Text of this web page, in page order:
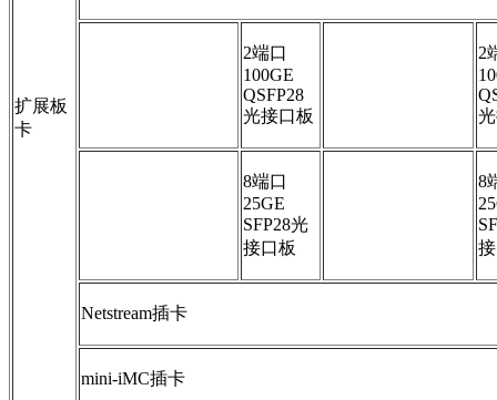
扩展板
卡
2端口
100GE
QSFP28
光接口板
2
8端口
25GE
SFP28光
接口板
8
Netstream插卡
mini-iMC插卡